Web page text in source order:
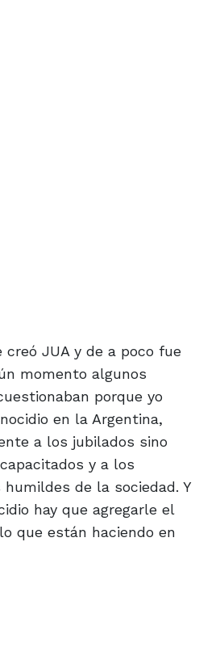
creó JUA y de a poco fue
momento algunos
porque yo
en la Argentina,
a los jubilados sino
y a los
de la sociedad. Y
hay que agregarle el
que están haciendo en